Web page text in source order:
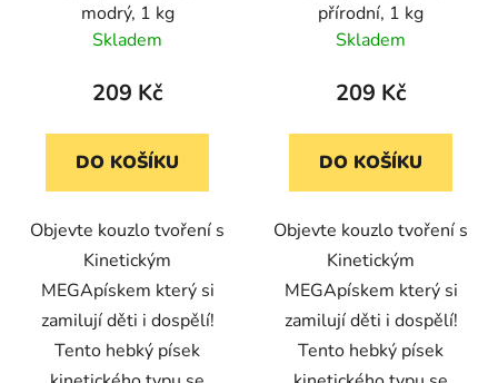
modrý, 1 kg
Skladem
209 Kč
DO KOŠÍKU
Objevte kouzlo tvoření s
Kinetickým
MEGApískem který si
zamilují děti i dospělí!
Tento hebký písek
přírodní, 1 kg
Skladem
209 Kč
DO KOŠÍKU
Objevte kouzlo tvoření s
Kinetickým
MEGApískem který si
zamilují děti i dospělí!
Tento hebký písek